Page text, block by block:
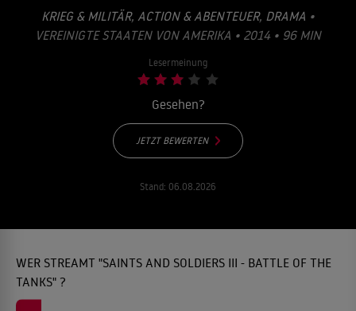
KRIEG & MILITÄR, ACTION & ABENTEUER, DRAMA •
VEREINIGTE STAATEN VON AMERIKA • 2014 • 96 MIN
Lesermeinung
Gesehen?
JETZT BEWERTEN
Stand: 06.08.2026
WER STREAMT "SAINTS AND SOLDIERS III - BATTLE OF THE
TANKS" ?